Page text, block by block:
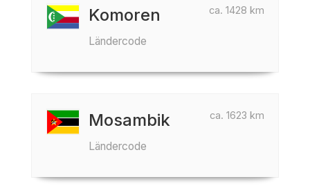
ca. 1428 km
Komoren
Ländercode
ca. 1623 km
Mosambik
Ländercode